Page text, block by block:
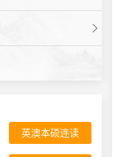
英澳本硕连读